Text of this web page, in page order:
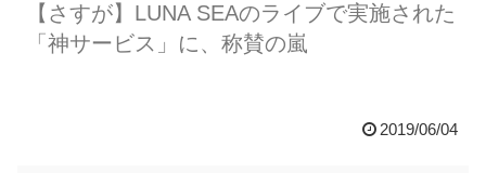
【さすが】LUNA SEAのライブで実施された
「神サービス」に、称賛の嵐
2019/06/04